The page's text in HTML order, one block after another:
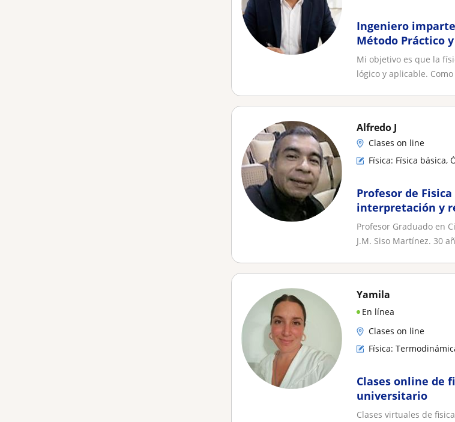
Ingeniero
Método Práctico
(Online)
Mi objetivo es que la
lógico y aplicable.
Alfredo J
Clases on line
Física: Física básica,
Profesor de
interpretación y
de Física
Profesor Graduado en
J.M. Siso Martínez. 30
Yamila
En línea
Clases on line
Física:
Clases online de
universitario
Clases virtuales de